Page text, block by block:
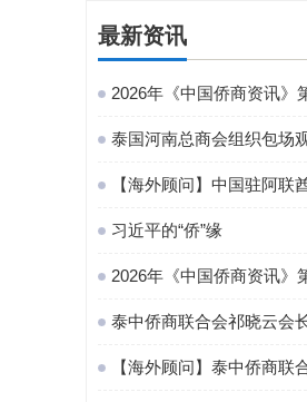
最新资讯
习近平的“侨”缘